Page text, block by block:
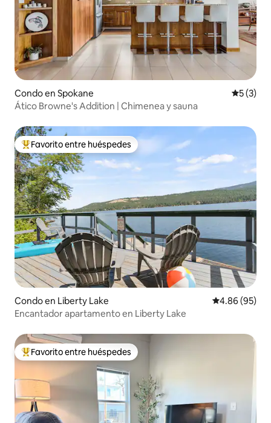
Condo en Spokane
5 (3)
Ático Browne's Addition | Chimenea y sauna
Favorito entre huéspedes preferido
Favorito entre huéspedes
Condo en Liberty Lake Calificación
4.86 (95)
Encantador apartamento en Liberty Lake
Favorito entre huéspedes preferido
Favorito entre huéspedes